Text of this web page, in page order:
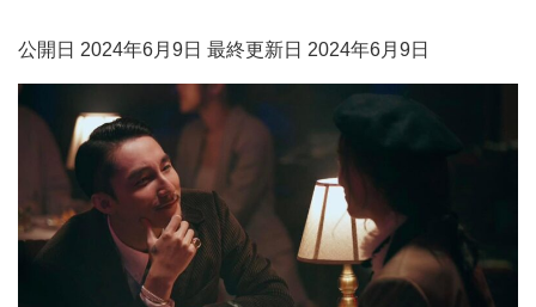
公開日 2024年6月9日 最終更新日 2024年6月9日